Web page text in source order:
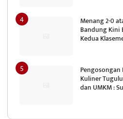
Menang 2-0
Bandung Kini
Kedua
Pengosongan
Kuliner
dan UMKM :